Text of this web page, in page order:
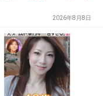
したりして体を
配はなく…最後
るだろうけど
2026年8月8日